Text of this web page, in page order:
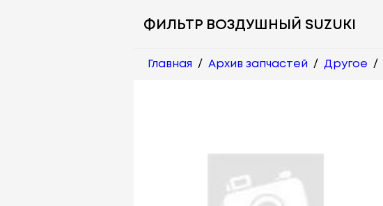
ФИЛЬТР ВОЗДУШНЫЙ SUZUKI
Главная / Архив запчастей / Другое /